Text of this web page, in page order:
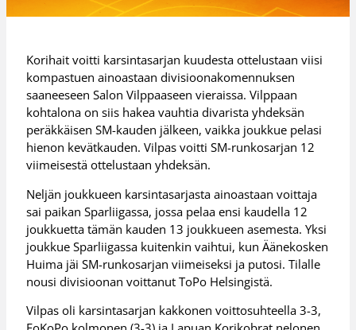
Korihait voitti karsintasarjan kuudesta ottelustaan viisi
kompastuen ainoastaan divisioonakomennuksen
saaneeseen Salon Vilppaaseen vieraissa. Vilppaan
kohtalona on siis hakea vauhtia divarista yhdeksän
peräkkäisen SM-kauden jälkeen, vaikka joukkue pelasi
hienon kevätkauden. Vilpas voitti SM-runkosarjan 12
viimeisestä ottelustaan yhdeksän.
Neljän joukkueen karsintasarjasta ainoastaan voittaja
sai paikan Sparliigassa, jossa pelaa ensi kaudella 12
joukkuetta tämän kauden 13 joukkueen asemesta. Yksi
joukkue Sparliigassa kuitenkin vaihtui, kun Äänekosken
Huima jäi SM-runkosarjan viimeiseksi ja putosi. Tilalle
nousi divisioonan voittanut ToPo Helsingistä.
Vilpas oli karsintasarjan kakkonen voittosuhteella 3-3,